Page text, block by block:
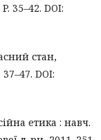
35–42. DOI:
стан,
DOI:
етика : навч.